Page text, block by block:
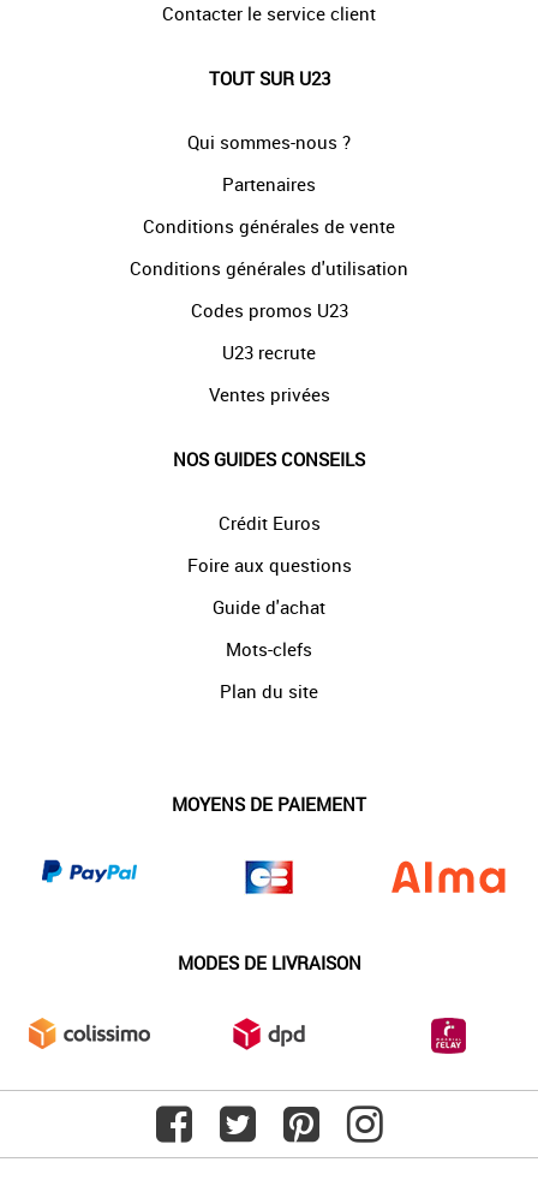
Contacter le service client
TOUT SUR U23
Qui sommes-nous ?
Partenaires
Conditions générales de vente
Conditions générales d'utilisation
Codes promos U23
U23 recrute
Ventes privées
NOS GUIDES CONSEILS
Crédit Euros
Foire aux questions
Guide d'achat
Mots-clefs
Plan du site
MOYENS DE PAIEMENT
MODES DE LIVRAISON